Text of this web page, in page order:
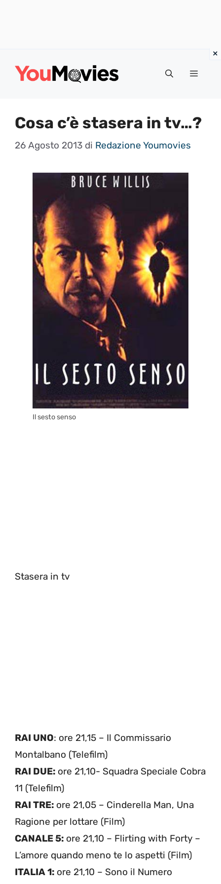
Menu
Cosa c’è stasera in tv…?
26 Agosto 2013 di Redazione Youmovies
Il sesto senso
Stasera in tv
RAI UNO: ore 21,15 – Il Commissario
Montalbano (Telefilm)
RAI DUE: ore 21,10- Squadra Speciale Cobra
11 (Telefilm)
RAI TRE: ore 21,05 – Cinderella Man, Una
Ragione per lottare (Film)
CANALE 5: ore 21,10 – Flirting with Forty –
L’amore quando meno te lo aspetti (Film)
ITALIA 1: ore 21,10 – Sono il Numero